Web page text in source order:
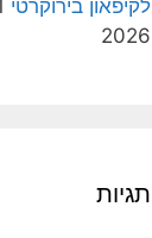
לקיפאון בירוקרטי
2026
תגיות